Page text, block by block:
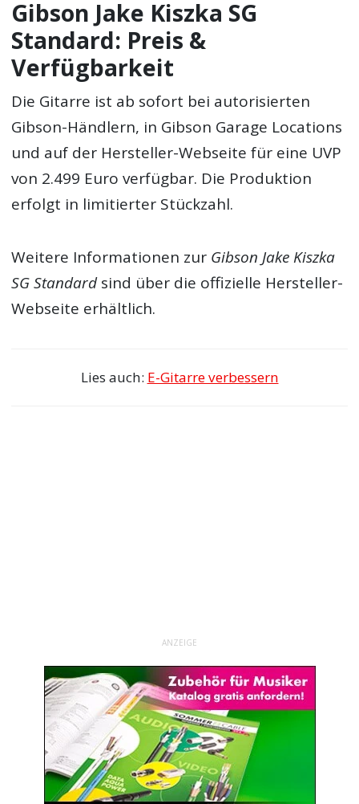
Gibson Jake Kiszka SG
Standard: Preis &
Verfügbarkeit
Die Gitarre ist ab sofort bei autorisierten
Gibson-Händlern, in Gibson Garage Locations
und auf der Hersteller-Webseite für eine UVP
von 2.499 Euro verfügbar. Die Produktion
erfolgt in limitierter Stückzahl.
Weitere Informationen zur Gibson Jake Kiszka
SG Standardsind über die offizielle Hersteller-
Webseite erhältlich.
Lies auch: E-Gitarre verbessern
ANZEIGE